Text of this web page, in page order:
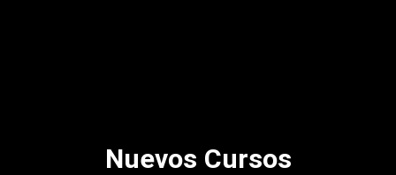
Nuevos Cursos